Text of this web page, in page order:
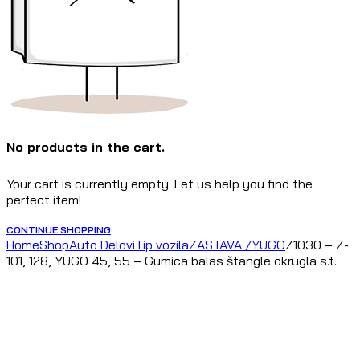
No products in the cart.
Your cart is currently empty. Let us help you find the
perfect item!
CONTINUE SHOPPING
HomeShopAuto DeloviTip vozilaZASTAVA /YUGOZ1030 – Z-
101, 128, YUGO 45, 55 – Gumica balas štangle okrugla s.t.